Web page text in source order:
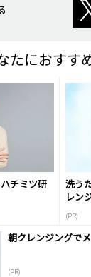
たにおすす
チミツ研
洗う
レン
(PR)
朝クレンジングで
(PR)